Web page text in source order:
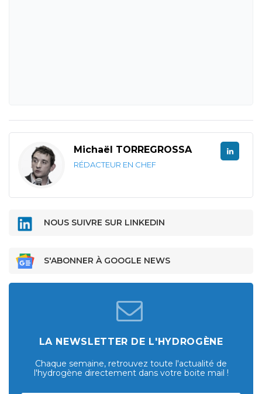
Michaël TORREGROSSA
RÉDACTEUR EN CHEF
NOUS SUIVRE SUR LINKEDIN
S'ABONNER À GOOGLE NEWS
LA NEWSLETTER DE L'HYDROGÈNE
Chaque semaine, retrouvez toute l'actualité de
l'hydrogène directement dans votre boite mail !